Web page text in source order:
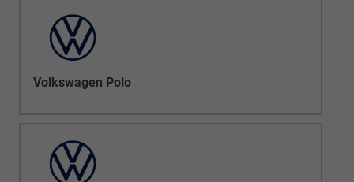
Volkswagen Polo